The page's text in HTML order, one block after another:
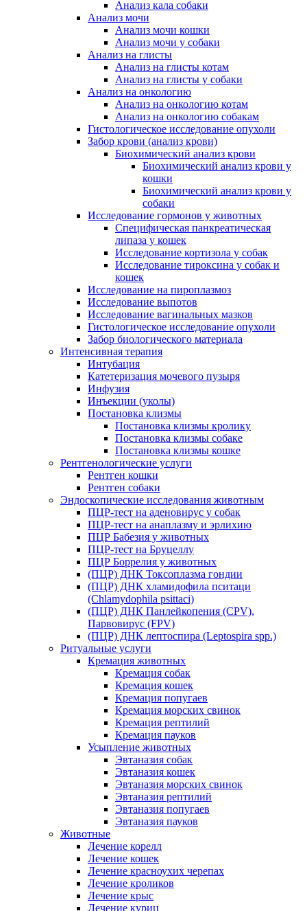
Анализ кала собаки
Анализ мочи
Анализ мочи кошки
Анализ мочи у собаки
Анализ на глисты
Анализ на глисты котам
Анализ на глисты у собаки
Анализ на онкологию
Анализ на онкологию котам
Анализ на онкологию собакам
Гистологическое исследование опухоли
Забор крови (анализ крови)
Биохимический анализ крови
Биохимический анализ крови у
кошки
Биохимический анализ крови у
собаки
Исследование гормонов у животных
Специфическая панкреатическая
липаза у кошек
Исследование кортизола у собак
Исследование тироксина у собак и
кошек
Исследование на пироплазмоз
Исследование выпотов
Исследование вагинальных мазков
Гистологическое исследование опухоли
Забор биологического материала
Интенсивная терапия
Интубация
Катетеризация мочевого пузыря
Инфузия
Инъекции (уколы)
Постановка клизмы
Постановка клизмы кролику
Постановка клизмы собаке
Постановка клизмы кошке
Рентгенологические услуги
Рентген кошки
Рентген собаки
Эндоскопические исследования животным
ПЦР-тест на аденовирус у собак
ПЦР-тест на анаплазму и эрлихию
ПЦР Бабезия у животных
ПЦР-тест на Бруцеллу
ПЦР Боррелия у животных
(ПЦР) ДНК Токсоплазма гондии
(ПЦР) ДНК хламидофила пситаци
(Chlamydophila psittaci)
(ПЦР) ДНК Панлейкопения (CPV),
Парвовирус (FPV)
(ПЦР) ДНК лептоспира (Leptospira spp.)
Ритуальные услуги
Кремация животных
Кремация собак
Кремация кошек
Кремация попугаев
Кремация морских свинок
Кремация рептилий
Кремация пауков
Усыпление животных
Эвтаназия собак
Эвтаназия кошек
Эвтаназия морских свинок
Эвтаназия рептилий
Эвтаназия попугаев
Эвтаназия пауков
Животные
Лечение корелл
Лечение кошек
Лечение красноухих черепах
Лечение кроликов
Лечение крыс
Лечение куриц